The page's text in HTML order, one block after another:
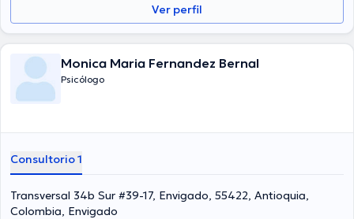
Ver perfil
Monica Maria Fernandez Bernal
Psicólogo
Consultorio 1
Transversal 34b Sur #39-17, Envigado, 55422, Antioquia,
Colombia, Envigado